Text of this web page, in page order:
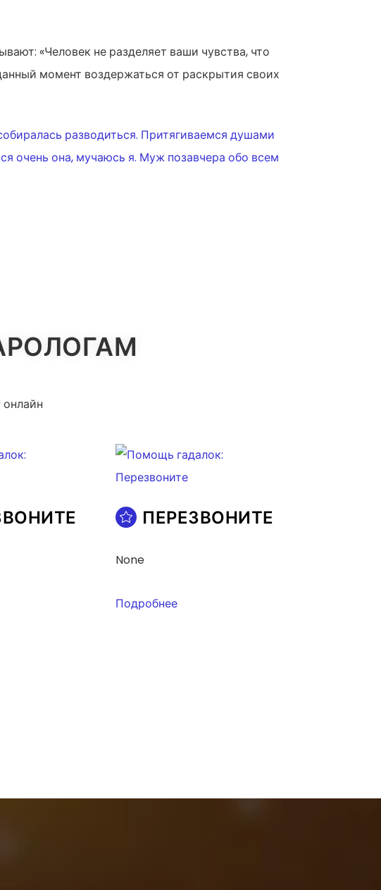
«Человек не разделяет ваши чувства, что
момент воздержаться от раскрытия своих
разводиться. Притягиваемся душами
очень она, мучаюсь я. Муж позавчера обо всем
ПЕРЕЗВОНИТЕ
None
Подробнее